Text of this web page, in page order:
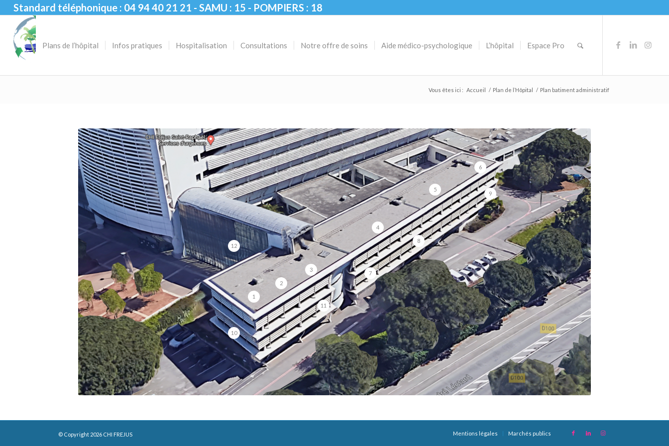
Standard téléphonique : 04 94 40 21 21 - SAMU : 15 - POMPIERS : 18
Plans de l’hôpital Infos pratiques Hospitalisation Consultations Notre offre de soins Aide médico-psychologique L’hôpital Espace Pro
Vous êtes ici : Accueil / Plan de l’Hôpital / Plan batiment administratif
1
2
3
4
5
6
7
8
9
10
11
12
© Copyright 2026 CHI FREJUS Mentions légales Marchés publics